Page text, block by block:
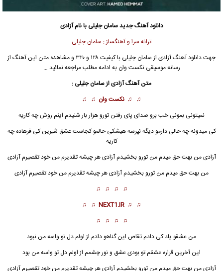
دانلود آهنگ جدیدسامان جلیلی با نام آزادی
ترانه سرا و آهنگساز : سامان جلیلی
جهتدانلود آهنگآزادی از سامان جلیلی با کیفیت ۱۲۸ و ۳۲۰ و مشاهده متن این آهنگ از
رسانه موسیقی نکست وان به ادامه مطلب مراجعه نمائید …
متن آهنگ آزادی ازسامان جلیلی :
♫ ♫ نکست وان ♫ ♫
نمیتونی بمونی خب برو صدای پای رفتن تورو هزار بار شنیدم اینم روش چه کاریه
کی میدونه چه حالی دارمو دیگه نپرسه هیشکی حالمو کجاست عشق شیرین کی فرهاده چه
کاریه
آزادیمن بهت حق میدم من تورو بخشیدم آزادی هر چیشه تقدیرم من خود تقصیرم آزادی
من بهت حق میدم من تورو بخشیدم آزادی هر چیشه تقدیرم من خود تقصیرم آزادی
♫ ♫ ♫ ♫
♫ ♫
NEXT1.IR
♫ ♫
♫ ♫ ♫ ♫
من عشقو یاد کی دادم تقاص این گناهو دادم از اولم دل تو واسه من نبود
این آخرین قراره عشقم تو بودی عشق و نور چشمم از اولم دل تو واسه من بود
آزادیمن بهت حق میدم من تورو بخشیدم آزادی هر چیشه تقدیرم من خود تقصیرم آزادی